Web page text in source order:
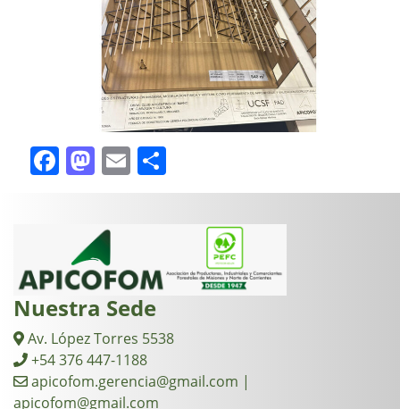
Facebook
Mastodon
Email
Nuestra Sede
Av. López Torres 5538
+54 376 447-1188
apicofom.gerencia@gmail.com |
apicofom@gmail.com